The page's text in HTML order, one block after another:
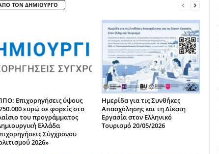
ΤΟΝ ΔΗΜΙΟΥΡΓΟ
Επιχορηγήσεις ύψους
ευρώ σε φορείς στο
του προγράμματος
Ελλάδα
Σύγχρονου
2026»
Ημερίδα για τις Συνθήκες
Απασχόλησης και τη Δίκαιη
Εργασία στον Ελληνικό
Τουρισμό 20/05/2026